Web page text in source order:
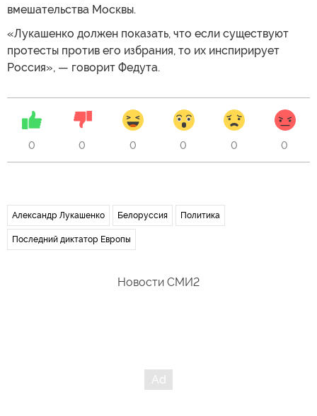
вмешательства Москвы.
«Лукашенко должен показать, что если существуют
протесты против его избрания, то их инспирирует
Россия», — говорит Федута.
0 0 0 0 0 0
Александр Лукашенко Белоруссия Политика
Последний диктатор Европы
Новости СМИ2